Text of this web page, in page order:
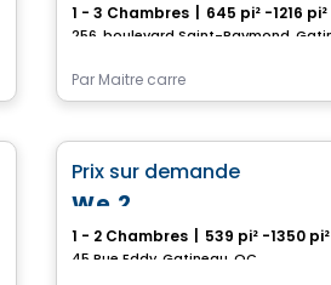
1 - 3 Chambres 645 pi² -1216 pi²
Par Maitre carre
Occupation immédiate
Prix sur demande
We 2
1 - 2 Chambres 539 pi² -1350 pi²
45 Rue Eddy, Gatineau, QC